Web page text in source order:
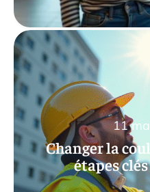
Changer la
étapes
11